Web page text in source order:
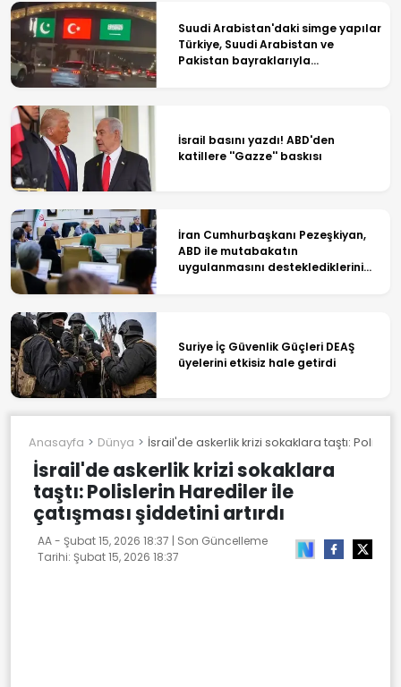
Suudi Arabistan'daki simge yapılar
Türkiye, Suudi Arabistan ve
Pakistan bayraklarıyla
İsrail basını yazdı! ABD'den
katillere ''Gazze'' baskısı
İran Cumhurbaşkanı Pezeşkiyan,
ABD ile mutabakatın
uygulanmasını desteklediklerini
Suriye İç Güvenlik Güçleri DEAŞ
üyelerini etkisiz hale getirdi
Anasayfa Dünya İsrail'de askerlik krizi sokaklara taştı:
İsrail'de askerlik krizi sokaklara
taştı: Polislerin Harediler ile
çatışması şiddetini artırdı
AA - Şubat 15, 2026 18:37 | Son Güncelleme
Tarihi: Şubat 15, 2026 18:37